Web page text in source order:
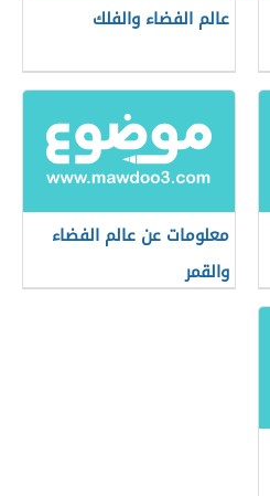
عالم الفضاء والفلك
معلومات عن عالم الفضاء
والقمر